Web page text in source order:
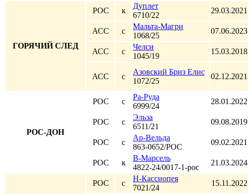
ГОРЯЧИЙ СЛЕД
РОС к
Дуплет
6710/22
29.03.2021
АСС с
Мальта-Магри
1068/25
07.06.2023
АСС с
Челси
1045/19
15.03.2018
АСС с
Азовский Бриз Елис
1072/25
02.12.2021
РОС-ДОН
РОС с
Ра-Руда
6999/24
28.01.2022
РОС с
Эльза
6511/21
09.08.2019
РОС с
Ар-Вельда
863-0652/РОС
09.02.2021
РОС к
В-Марсель
4822-24/0017-1-рос
21.03.2024
РОС с
Н-Кассиопея
7021/24
15.11.2022